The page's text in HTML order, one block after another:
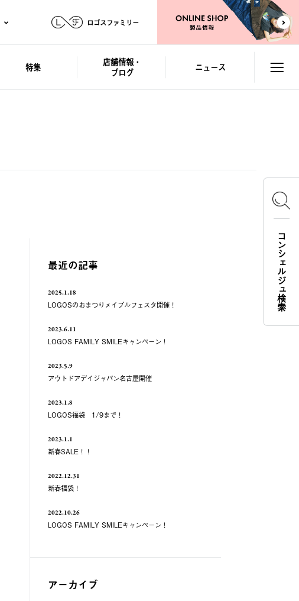
ロゴスファミリー
特集
店舗情報・
ブログ
ニュース
最近の記事
2025.1.18
LOGOSのおまつりメイプルフェスタ開催！
2023.6.11
LOGOS FAMILY SMILEキャンペーン！
2023.5.9
アウトドアデイジャパン名古屋開催
2023.1.8
LOGOS福袋 1/9まで！
2023.1.1
新春SALE！！
2022.12.31
新春福袋！
2022.10.26
LOGOS FAMILY SMILEキャンペーン！
アーカイブ
コンシェルジュ検索